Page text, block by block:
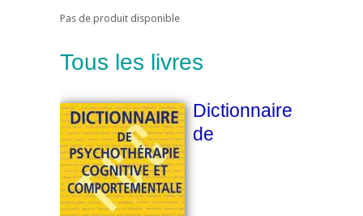
Pas de produit disponible
Tous les livres
Dictionnaire
de